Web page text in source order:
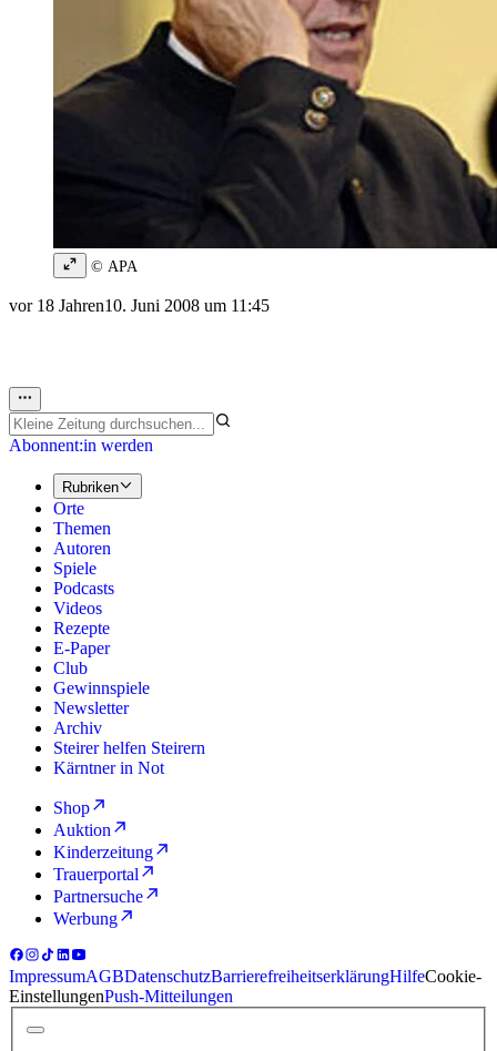
© APA
vor 18 Jahren10. Juni 2008 um 11:45
Abonnent:in werden
Rubriken
Orte
Themen
Autoren
Spiele
Podcasts
Videos
Rezepte
E-Paper
Club
Gewinnspiele
Newsletter
Archiv
Steirer helfen Steirern
Kärntner in Not
Shop
Auktion
Kinderzeitung
Trauerportal
Partnersuche
Werbung
ImpressumAGBDatenschutzBarrierefreiheitserklärungHilfeCookie-
EinstellungenPush-Mitteilungen